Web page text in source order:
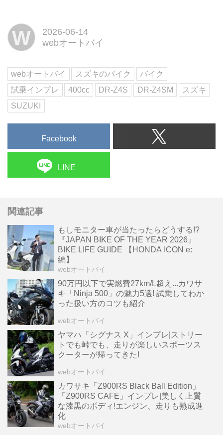
飲まされた。だからこそ思ってし
400ccも排気量はいらないんじゃ
ないか? と。
W
2026-06-14
webオートバイ
webオートバイ スズキのバイク
バイク
試乗インプレ
400cc DR-Z4S DR-Z4SM
スズキ
SUZUKI
Facebook
LINE
関連記事
もしモニター車が当たったらどうする!?
『JAPAN BIKE OF THE YEAR 2026』
BIKE LIFE GUIDE 【HONDA ICON e:
編】
webオートバイ
90万円以下で実燃費27km/L超え...カワサ
キ「Ninja 500」の魅力5選! 試乗してわか
った扱い方のコツも紹介
webオートバイ
ヤマハ「シグナス X」インプレ|ストリー
トでも峠でも、走りが楽しいスポーツス
クーターが帰ってきた!
webオートバイ
カワサキ「Z900RS Black Ball Edition」
「Z900RS CAFE」インプレ|美しく上質
な漆黒のボディ!エンジン、走りも熟成進
化
webオートバイ